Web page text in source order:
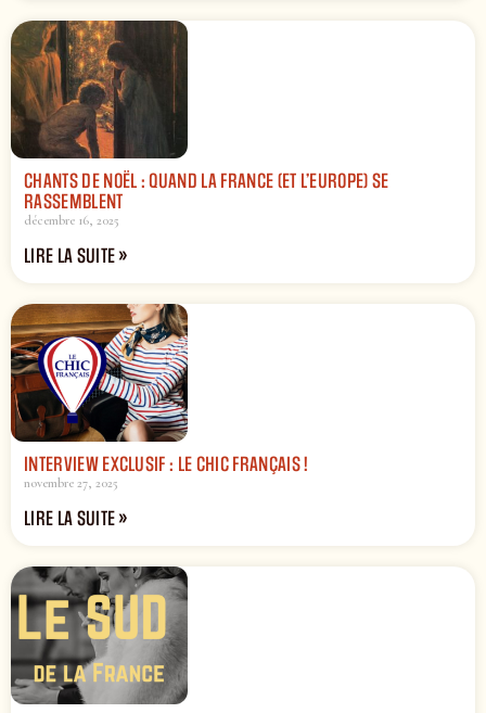
CHANTS DE NOËL : QUAND LA FRANCE (ET L’EUROPE) SE
RASSEMBLENT
décembre 16, 2025
LIRE LA SUITE »
INTERVIEW EXCLUSIF : LE CHIC FRANÇAIS !
novembre 27, 2025
LIRE LA SUITE »